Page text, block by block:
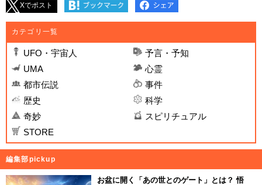
Xでポスト
カテゴリ一覧
UFO・宇宙人
予言・予知
UMA
心霊
都市伝説
事件
歴史
科学
奇妙
スピリチュアル
STORE
編集部pickup
お盆に開く「あの世とのゲート」とは？ 悟